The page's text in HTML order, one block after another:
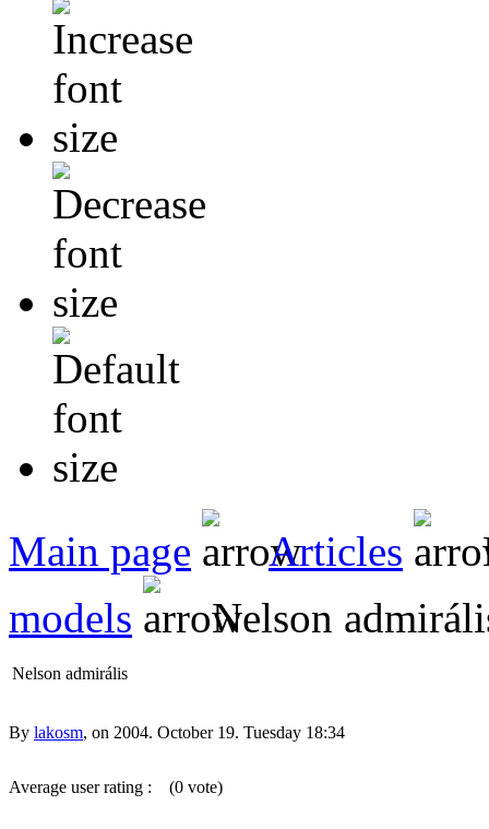
Main page Articles
models
Nelson
Nelson admirális
By lakosm, on 2004. October 19. Tuesday 18:34
Average user rating : (0 vote)